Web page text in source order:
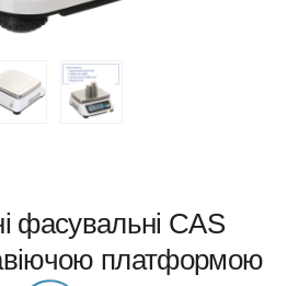
фасувальні CAS
платформою